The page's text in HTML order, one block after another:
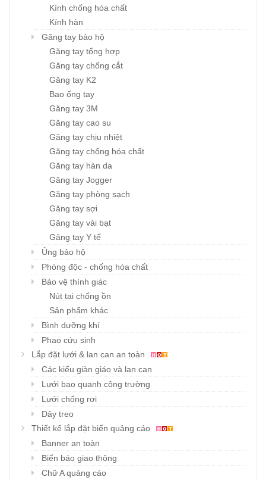
Kính chống hóa chất
Kính hàn
Găng tay bảo hộ
Găng tay tổng hợp
Găng tay chống cắt
Găng tay K2
Bao ống tay
Găng tay 3M
Găng tay cao su
Găng tay chịu nhiệt
Găng tay chống hóa chất
Găng tay hàn da
Găng tay Jogger
Găng tay phòng sạch
Găng tay sợi
Găng tay vải bạt
Găng tay Y tế
Ủng bảo hộ
Phòng độc - chống hóa chất
Bảo vệ thính giác
Nút tai chống ồn
Sản phẩm khác
Bình dưỡng khí
Phao cứu sinh
Lắp đặt lưới & lan can an toàn
Các kiểu giàn giáo và lan can
Lưới bao quanh công trường
Lưới chống rơi
Dây treo
Thiết kế lắp đặt biển quảng cáo
Banner an toàn
Biển báo giao thông
Chữ A quảng cáo